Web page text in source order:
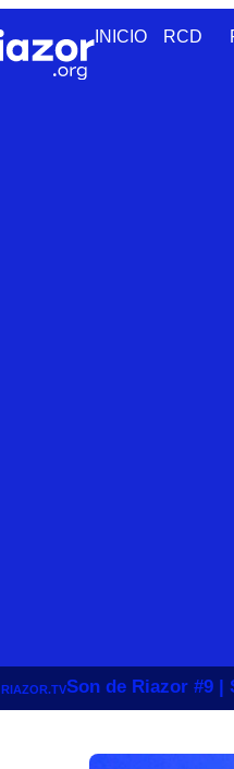
INICIO RCD
RIAZOR.TVSon de Riazor #9